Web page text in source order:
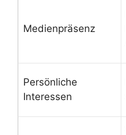
Medienpräsenz
Persönliche
Interessen